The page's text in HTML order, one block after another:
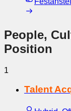
People,
Position
1
Talent